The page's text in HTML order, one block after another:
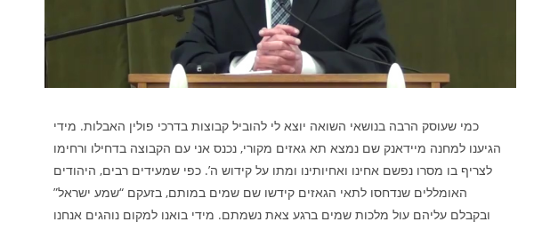
כמי שעוסק הרבה בנושאי השואה יוצא לי להוביל קבוצות בדרכי פולין האבלות. מידי
הגיענו למחנה מיידאנק שם נמצא תא גאזים מקורי, נכנס אני עם הקבוצה בדחילו ורחימו
לצריף בו מסרו נפשם אחינו ואחיותינו ומתו על קידוש ה’. כפי שמעידים רבים, היהודים
האומללים שנדחסו לתאי הגאזים קידשו שם שמים במותם, בזעקם “שמע ישראל”
ובקבלם עליהם עול מלכות שמים ברגע צאת נשמתם. מידי בואנו למקום נוהגים אנחנו